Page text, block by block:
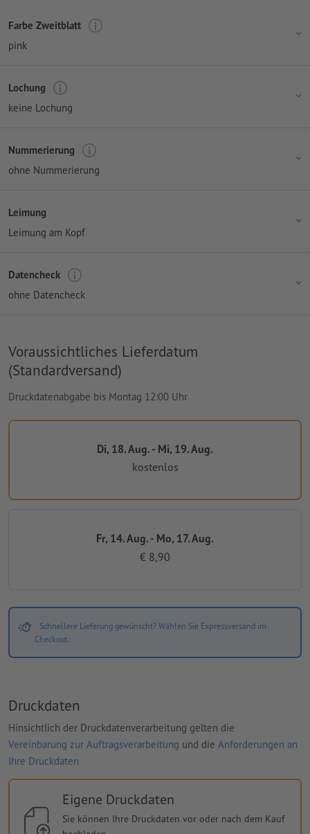
Farbe Zweitblatt
pink
Lochung
keine Lochung
Nummerierung
ohne Nummerierung
Leimung
Leimung am Kopf
Datencheck
ohne Datencheck
Voraussichtliches Lieferdatum
(Standardversand)
Druckdatenabgabe bis Montag 12:00 Uhr
Di, 18. Aug. - Mi, 19. Aug.
kostenlos
Fr, 14. Aug. - Mo, 17. Aug.
€ 8,90
Schnellere Lieferung gewünscht? Wählen Sie Expressversand im
Checkout.
Druckdaten
Hinsichtlich der Druckdatenverarbeitung gelten die
Vereinbarung zur Auftragsverarbeitung und die Anforderungen an
Ihre Druckdaten
Eigene Druckdaten
Sie können Ihre Druckdaten vor oder nach dem Kauf